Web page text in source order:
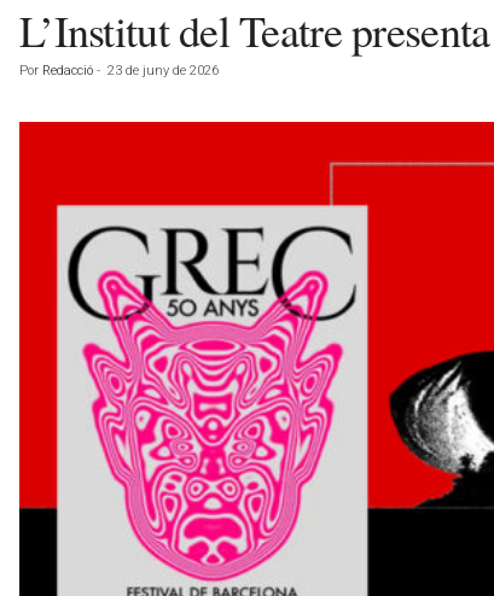
L’Institut del Teatre
Por Redacció - 23 de juny de 2026